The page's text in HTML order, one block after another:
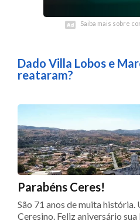
Saiba mais sobre
Saiba mais sobre
Dado Villa Lobos e
reataram?
Parabéns Ceres!
São 71 anos de muita história.
Ceresino. Feliz aniversário sua